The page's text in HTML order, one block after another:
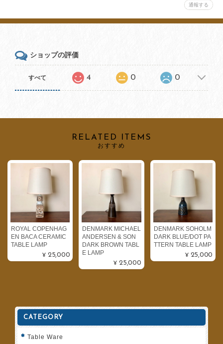
通報する
ショップの評価
すべて 4 0 0
RELATED ITEMS
おすすめ
ROYAL COPENHAG
EN BACA CERAMIC
TABLE LAMP
¥25,000
DENMARK MICHAEL
ANDERSEN & SON
DARK BROWN TABL
E LAMP
¥25,000
DENMARK SOHOLM
DARK BLUE/DOT PA
TTERN TABLE LAMP
¥25,000
CATEGORY
Table Ware